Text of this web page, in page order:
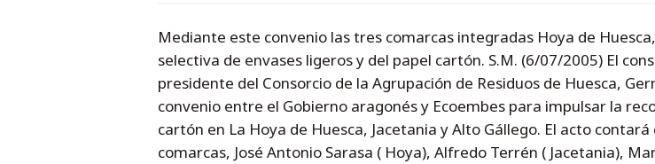
Mediante este convenio las tres comarcas integradas Hoya de
selectiva de envases ligeros y del papel cartón. S.M. (6/07/2005) El
presidente del Consorcio de la Agrupación de Residuos de Huesca,
convenio entre el Gobierno aragonés y Ecoembes para impulsar la
cartón en La Hoya de Huesca, Jacetania y Alto Gállego. El acto
comarcas, José Antonio Sarasa ( Hoya), Alfredo Terrén ( Jacetania),